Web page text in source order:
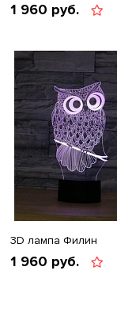
1 960 руб.
3D лампа Филин
1 960 руб.